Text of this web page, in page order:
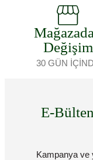
Değişim
30 GÜN
E-
Kampanya ve